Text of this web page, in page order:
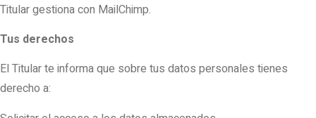
Titular gestiona con MailChimp.
Tus derechos
El Titular te informa que sobre tus datos personales tienes
derecho a: